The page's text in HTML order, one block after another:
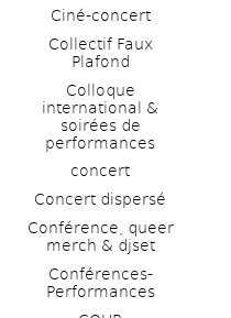
Ciné-concert
Collectif Faux
Plafond
Colloque
international &
soirées de
performances
concert
Concert dispersé
Conférence, queer
merch & djset
Conférences-
Performances